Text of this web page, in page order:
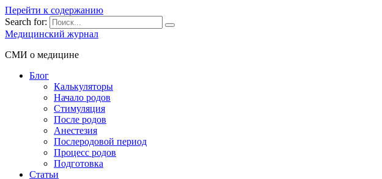
Перейти к содержанию
Search for:
Медицинский журнал
СМИ о медицине
Блог
Калькуляторы
Начало родов
Стимуляция
После родов
Анестезия
Послеродовой период
Процесс родов
Подготовка
Статьи